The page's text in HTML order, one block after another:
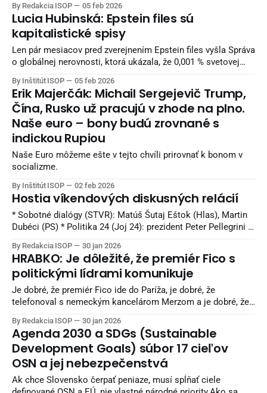
Bruselom. Niektorí komentátori to interpretujú ako napĺňanie
jedného z politických varovaní maďarského premiéra Viktora
Orbána, ktorý opakovane tvrdil, že bez rokovaní hrozí úplná
By Redakcia ISOP 05 feb 2026
Lucia Hubinská: Epstein files sú
kapitalistické spisy
Len pár mesiacov pred zverejnením Epstein files vyšla Správa
o globálnej nerovnosti, ktorá ukázala, že 0,001 % svetovej
ľudstva.
By Inštitút ISOP 05 feb 2026
Erik Majerčák: Michail Sergejevič Trump,
Čína, Rusko už pracujú v zhode na plno.
Naše euro – bony budú zrovnané s
indickou Rupiou
Naše Euro môžeme ešte v tejto chvíli prirovnať k bonom v
socializme.
By Inštitút ISOP 02 feb 2026
Hostia víkendových diskusných relácií
* Sobotné dialógy (STVR): Matúš Šutaj Eštok (Hlas), Martin
Dubéci (PS) * Politika 24 (Joj 24): prezident Peter Pellegrini *
O 5 minút 12 (STVR): Andrej Danko (SNS), Michal Šimečka
(PS) * Na telo (Markíza): Roman Michelko (SNS), Irena
Bihariová (PS) Zdroj: Denník N
By Redakcia ISOP 30 jan 2026
HRABKO: Je dôležité, že premiér Fico s
politickými lídrami komunikuje
Je dobré, že premiér Fico ide do Paríža, je dobré, že
telefonoval s nemeckým kancelárom Merzom a je dobré, že
29. januára (Teraz.sk) – Samotná skutočnosť, že premiér
Fico (Smer-SD) komunikuje so svetovými politickými lídrami
je z hľadiska potreby riešiť naše
By Redakcia ISOP 30 jan 2026
Agenda 2030 a SDGs (Sustainable
Development Goals) súbor 17 cieľov
OSN a jej nebezpečenstvá
Ak chce Slovensko čerpať peniaze, musí spĺňať ciele